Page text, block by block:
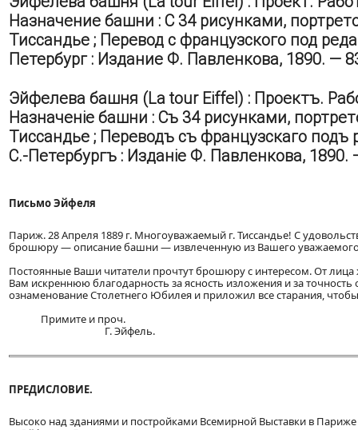
Назначение башни : С 34 рисунками,
Тиссандье ; Перевод с французского под
Петербург : Издание Ф. Павленкова, 1890. —
Эйфелева башня (La tour Eiffel) : Проектъ.
Назначеніе башни : Съ 34 рисунками,
Тиссандье ; Переводъ съ французскаго
С.-Петербургъ : Изданіе Ф. Павленкова, 1890.
Письмо Эйфеля
Париж. 28 Апреля 1889 г. Многоуважаемый г. Тиссандье! С
брошюру — описание башни — извлеченную из Вашего
Постоянные Ваши читатели прочтут брошюру с интересом. От
Вам искреннюю благодарность за ясность изложения и за
ознаменование Столетнего Юбилея и приложил все старания,
Примите и проч.
Г. Эйфель.
ПРЕДИСЛОВИЕ.
Высоко над зданиями и постройками Всемирной Выставки в